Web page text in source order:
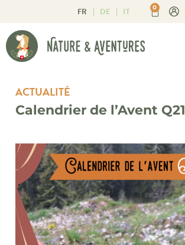
FR DE IT 0
ACTUALITÉ
Calendrier de l’Avent Q21